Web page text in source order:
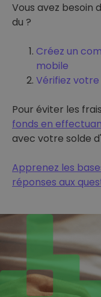
Vous avez besoin
du ?
Créez un
mobile
Vérifiez
Pour éviter les
fonds en
avec votre solde
Apprenez les
réponses aux